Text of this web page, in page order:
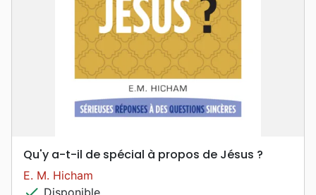
Qu'y a-t-il de spécial à propos de Jésus ?
E. M. Hicham
Disponible